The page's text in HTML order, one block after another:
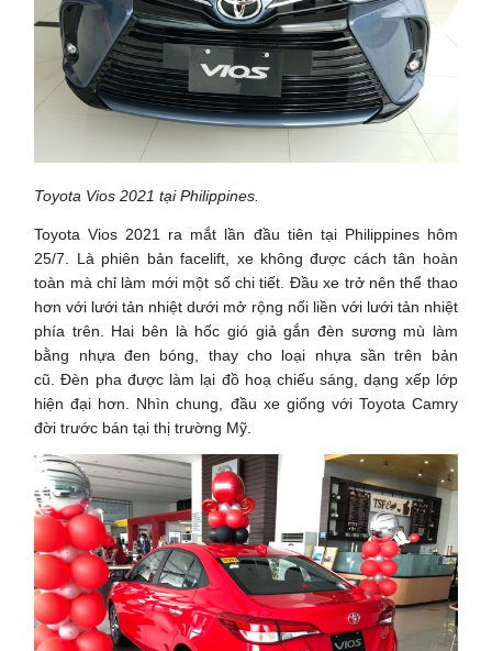
Toyota Vios 2021 tại Philippines.
Toyota Vios 2021 ra mắt lần đầu tiên tại Philippines hôm
25/7. Là phiên bản facelift, xe không được cách tân hoàn
toàn mà chỉ làm mới một số chi tiết. Đầu xe trở nên thể thao
hơn với lưới tản nhiệt dưới mở rộng nối liền với lưới tản nhiệt
phía trên. Hai bên là hốc gió giả gắn đèn sương mù làm
bằng nhựa đen bóng, thay cho loại nhựa sần trên bản
cũ. Đèn pha được làm lại đồ hoạ chiếu sáng, dạng xếp lớp
hiện đại hơn. Nhìn chung, đầu xe giống với Toyota Camry
đời trước bán tại thị trường Mỹ.